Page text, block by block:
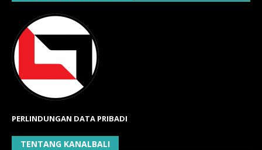
PERLINDUNGAN DATA PRIBADI
TENTANG KANALBALI